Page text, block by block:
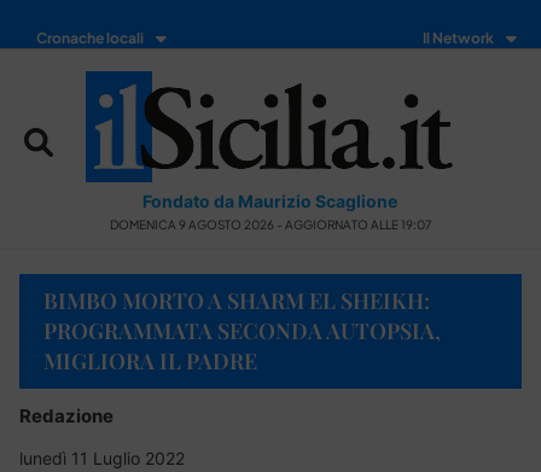
Cronache locali Il Network
Fondato da Maurizio Scaglione
DOMENICA 9 AGOSTO 2026 - AGGIORNATO ALLE 19:07
BIMBO MORTO A SHARM EL SHEIKH:
PROGRAMMATA SECONDA AUTOPSIA,
MIGLIORA IL PADRE
Redazione
lunedì 11 Luglio 2022